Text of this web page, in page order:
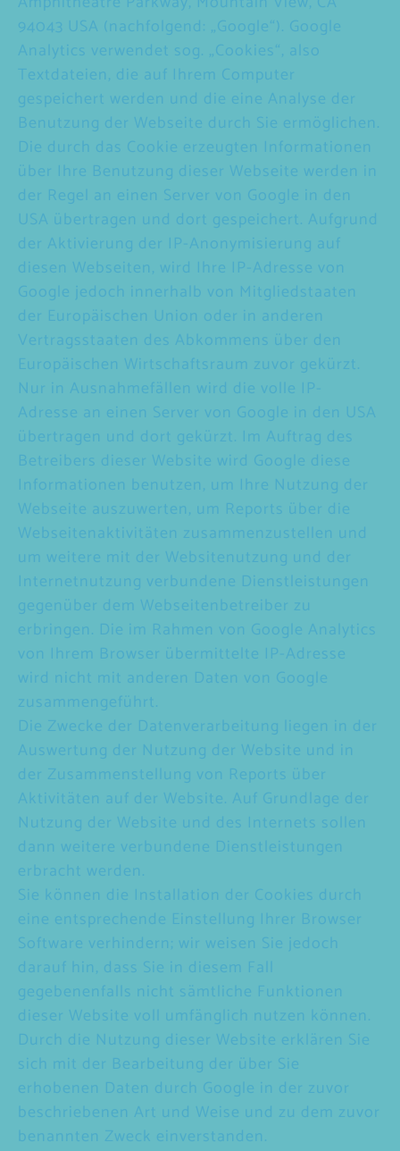
94043 USA (nachfolgend: „Google“). Google
Analytics verwendet sog. „Cookies“, also
Textdateien, die auf Ihrem Computer
gespeichert werden und die eine Analyse der
Benutzung der Webseite durch Sie ermöglichen.
Die durch das Cookie erzeugten Informationen
über Ihre Benutzung dieser Webseite werden in
der Regel an einen Server von Google in den
USA übertragen und dort gespeichert. Aufgrund
der Aktivierung der IP-Anonymisierung auf
diesen Webseiten, wird Ihre IP-Adresse von
Google jedoch innerhalb von Mitgliedstaaten
der Europäischen Union oder in anderen
Vertragsstaaten des Abkommens über den
Europäischen Wirtschaftsraum zuvor gekürzt.
Nur in Ausnahmefällen wird die volle IP-
Adresse an einen Server von Google in den USA
übertragen und dort gekürzt. Im Auftrag des
Betreibers dieser Website wird Google diese
Informationen benutzen, um Ihre Nutzung der
Webseite auszuwerten, um Reports über die
Webseitenaktivitäten zusammenzustellen und
um weitere mit der Websitenutzung und der
Internetnutzung verbundene Dienstleistungen
gegenüber dem Webseitenbetreiber zu
erbringen. Die im Rahmen von Google Analytics
von Ihrem Browser übermittelte IP-Adresse
wird nicht mit anderen Daten von Google
zusammengeführt.
Die Zwecke der Datenverarbeitung liegen in der
Auswertung der Nutzung der Website und in
der Zusammenstellung von Reports über
Aktivitäten auf der Website. Auf Grundlage der
Nutzung der Website und des Internets sollen
dann weitere verbundene Dienstleistungen
erbracht werden.
Sie können die Installation der Cookies durch
eine entsprechende Einstellung Ihrer Browser
Software verhindern; wir weisen Sie jedoch
darauf hin, dass Sie in diesem Fall
gegebenenfalls nicht sämtliche Funktionen
dieser Website voll umfänglich nutzen können.
Durch die Nutzung dieser Website erklären Sie
sich mit der Bearbeitung der über Sie
erhobenen Daten durch Google in der zuvor
beschriebenen Art und Weise und zu dem zuvor
benannten Zweck einverstanden.